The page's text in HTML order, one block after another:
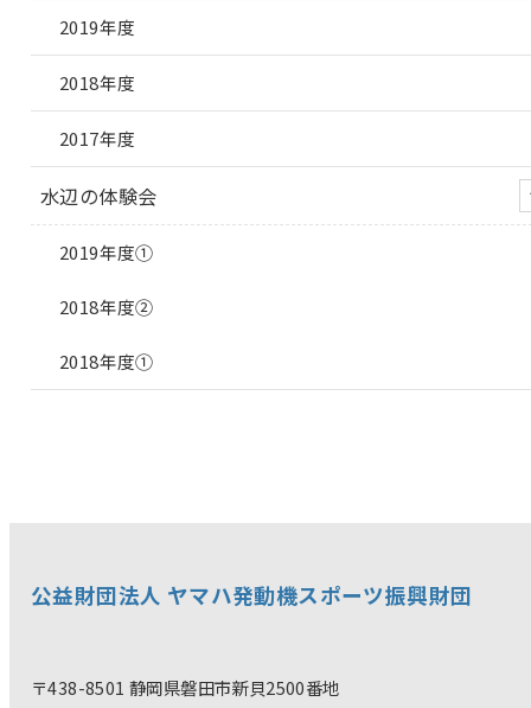
2019年度
2018年度
2017年度
水辺の体験会
2019年度①
2018年度②
2018年度①
公益財団法人 ヤマハ発動機スポーツ振興財団
〒438-8501 静岡県磐田市新貝2500番地